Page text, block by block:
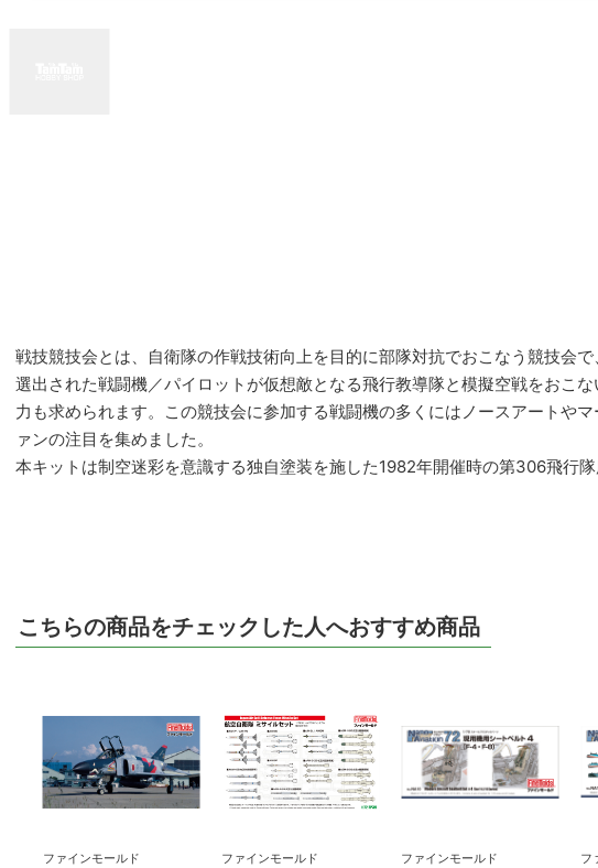
戦技競技会とは、自衛隊の作戦技術向上を目的に部隊対抗でおこなう競技会
選出された戦闘機／パイロットが仮想敵となる飛行教導隊と模擬空戦をおこ
力も求められます。この競技会に参加する戦闘機の多くにはノースアートや
ァンの注目を集めました。
本キットは制空迷彩を意識する独自塗装を施した1982年開催時の第306飛行隊
こちらの商品をチェックした人へおすすめ商品
ファインモールド ファインモールド ファインモールド フ